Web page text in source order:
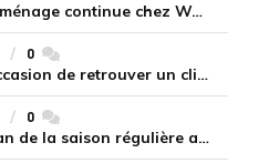
Mercato LoL LPL : le grand ménage continue chez Weibo Gaming, Jiejie quitte le navire au profit de Xiaohao
0commentaires
« Ce succès nous donne l'occasion de retrouver un climat beaucoup plus positif » Ryu et Canyon soulagés après la victoire de Gen.G sur HLE
0commentaires
LFL Summer Split 2026 : bilan de la saison régulière avec Solary en tête